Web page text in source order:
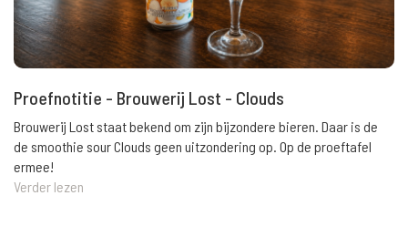
Proefnotitie - Brouwerij Lost - Clouds
Brouwerij Lost staat bekend om zijn bijzondere bieren. Daar is de
de smoothie sour Clouds geen uitzondering op. Op de proeftafel
ermee!
Verder lezen